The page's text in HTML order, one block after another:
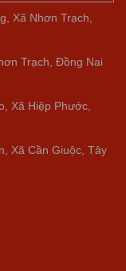
Xã Nhơn Trạch,
Trạch, Đồng Nai
Xã Hiệp Phước,
Xã Cần Giuộc, Tây